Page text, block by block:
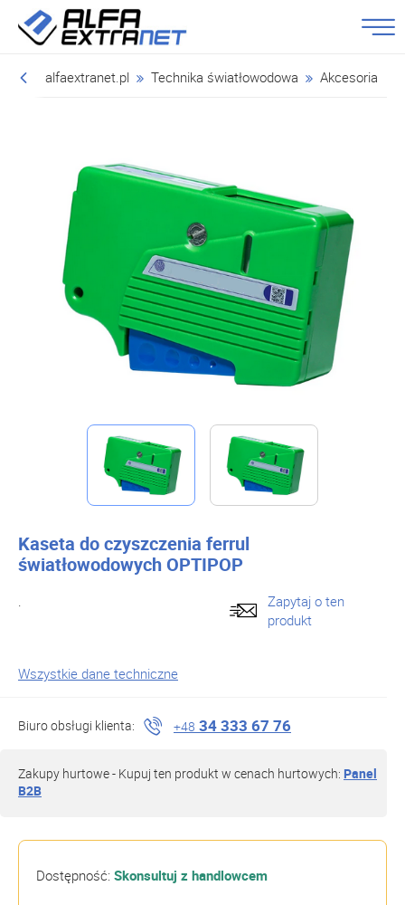
alfaextranet.pl Technika światłowodowa Akcesoria
Kaseta do czyszczenia ferrul
światłowodowych OPTIPOP
.
Zapytaj o ten
produkt
Wszystkie dane techniczne
Biuro obsługi klienta: +48 34 333 67 76
Zakupy hurtowe - Kupuj ten produkt w cenach hurtowych: Panel
B2B
Dostępność: Skonsultuj z handlowcem